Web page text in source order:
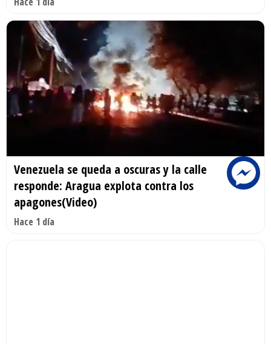
Venezuela se queda a oscuras y la calle
responde: Aragua explota contra los
apagones(Video)
Hace 1 día